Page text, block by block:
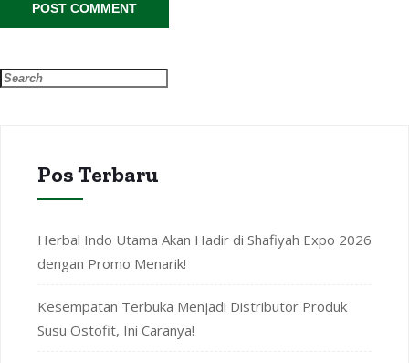
Pos Terbaru
Herbal Indo Utama Akan Hadir di Shafiyah Expo 2026
dengan Promo Menarik!
Kesempatan Terbuka Menjadi Distributor Produk
Susu Ostofit, Ini Caranya!